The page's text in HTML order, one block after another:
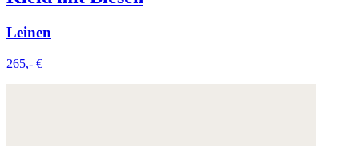
Leinen
265,- €